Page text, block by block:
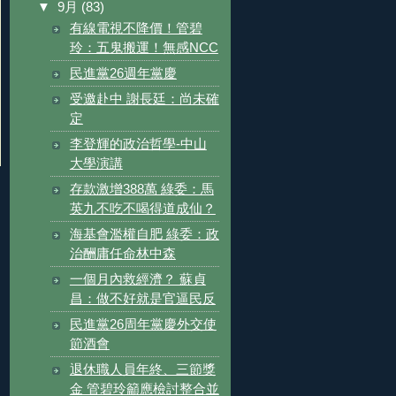
▼ 9月 (83)
有線電視不降價！管碧
玲：五鬼搬運！無感NCC
民進黨26週年黨慶
受邀赴中 謝長廷：尚未確
定
李登輝的政治哲學-中山
大學演講
存款激增388萬 綠委：馬
英九不吃不喝得道成仙？
海基會濫權自肥 綠委：政
治酬庸任命林中森
一個月內救經濟？ 蘇貞
昌：做不好就是官逼民反
民進黨26周年黨慶外交使
節酒會
退休職人員年終、三節獎
金 管碧玲籲應檢討整合並